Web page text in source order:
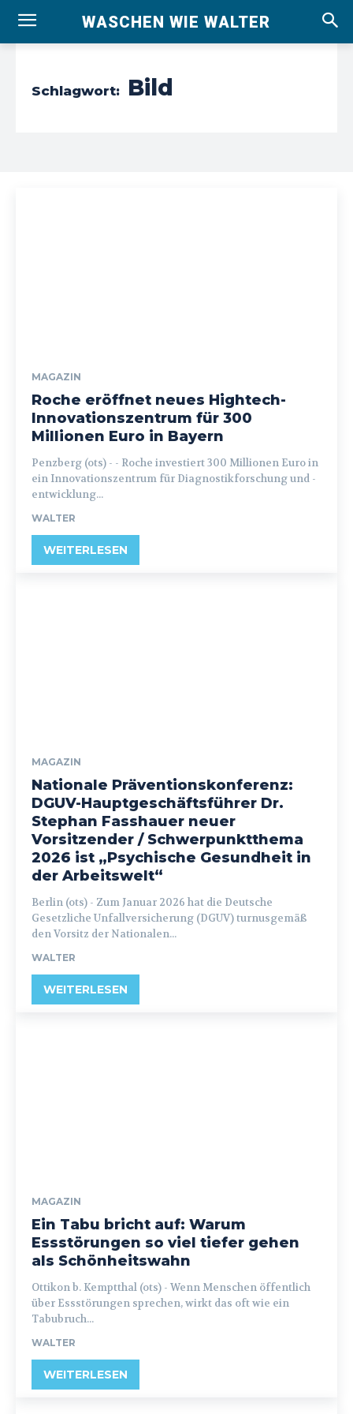
WASCHEN WIE WALTER
Schlagwort: Bild
MAGAZIN
Roche eröffnet neues Hightech-
Innovationszentrum für 300
Millionen Euro in Bayern
Penzberg (ots) - - Roche investiert 300 Millionen Euro in
ein Innovationszentrum für Diagnostikforschung und -
entwicklung...
WALTER
WEITERLESEN
MAGAZIN
Nationale Präventionskonferenz:
DGUV-Hauptgeschäftsführer Dr.
Stephan Fasshauer neuer
Vorsitzender / Schwerpunktthema
2026 ist „Psychische Gesundheit in
der Arbeitswelt“
Berlin (ots) - Zum Januar 2026 hat die Deutsche
Gesetzliche Unfallversicherung (DGUV) turnusgemäß
den Vorsitz der Nationalen...
WALTER
WEITERLESEN
MAGAZIN
Ein Tabu bricht auf: Warum
Essstörungen so viel tiefer gehen
als Schönheitswahn
Ottikon b. Kemptthal (ots) - Wenn Menschen öffentlich
über Essstörungen sprechen, wirkt das oft wie ein
Tabubruch...
WALTER
WEITERLESEN